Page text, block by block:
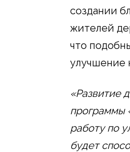
создании
жителей
что
улучшение
«Развитие
программы
работу по
будет